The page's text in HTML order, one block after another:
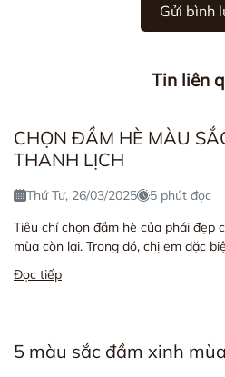
Gửi bình
Tin liên
CHỌN ĐẦM HÈ MÀU
THANH LỊCH
Thứ Tư, 26/03/2025
5 phút đọc
Tiêu chí chọn đầm hè của phái đẹp
mùa còn lại. Trong đó, chị em đặc
Đọc tiếp
5 màu sắc đầm xinh